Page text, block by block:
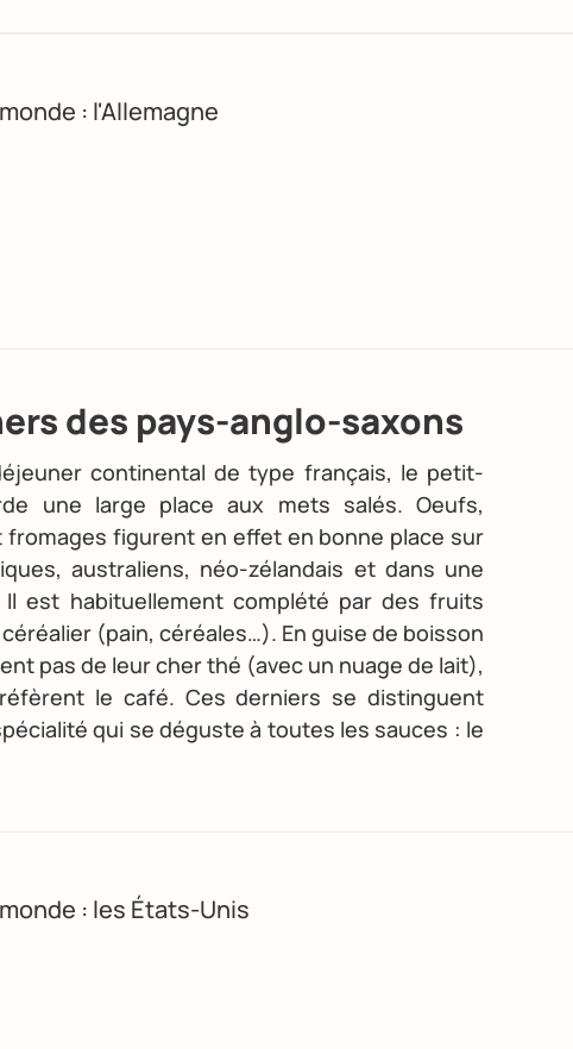
: l'Allemagne
des pays-anglo-saxons
continental de type français, le petit-
une large place aux mets salés. Oeufs,
fromages figurent en effet en bonne place sur
australiens, néo-zélandais et dans une
Il est habituellement complété par des fruits
(pain, céréales…). En guise de boisson
pas de leur cher thé (avec un nuage de lait),
le café. Ces derniers se distinguent
qui se déguste à toutes les sauces : le
: les États-Unis